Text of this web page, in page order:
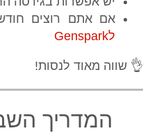
אם אתם רוצים
לGenspark
👌 שווה מאוד לנסות!
המדריך